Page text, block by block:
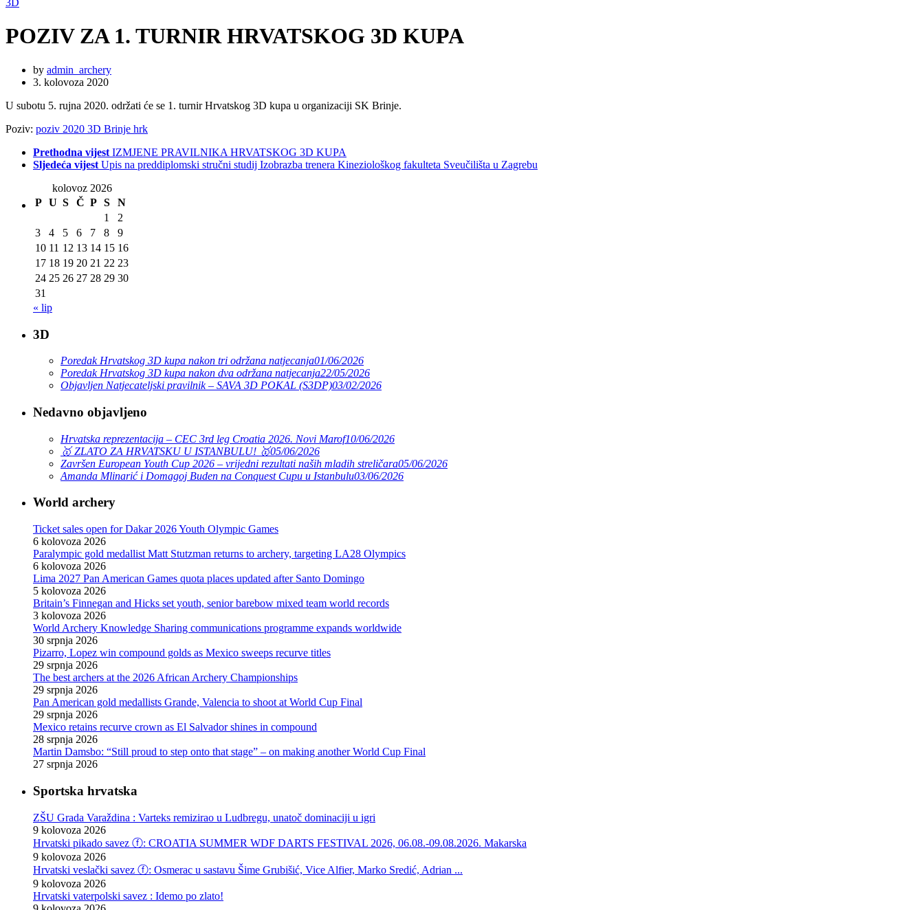
3D
POZIV ZA 1. TURNIR HRVATSKOG 3D KUPA
by admin_archery
3. kolovoza 2020
U subotu 5. rujna 2020. održati će se 1. turnir Hrvatskog 3D kupa u organizaciji SK Brinje.
Poziv: poziv 2020 3D Brinje hrk
Prethodna vijest IZMJENE PRAVILNIKA HRVATSKOG 3D KUPA
Sljedeća vijest Upis na preddiplomski stručni studij Izobrazba trenera Kineziološkog fakulteta Sveučilišta u Zagrebu
kolovoz 2026
P U S Č P S
N
1
2
3
4 5 6 7 8
9
10 11 12 13 14 15 16
17 18 19 20 21 22 23
24 25 26 27 28 29 30
31
« lip
3D
Poredak Hrvatskog 3D kupa nakon tri održana natjecanja01/06/2026
Poredak Hrvatskog 3D kupa nakon dva održana natjecanja22/05/2026
Objavljen Natjecateljski pravilnik – SAVA 3D POKAL (S3DP)03/02/2026
Nedavno objavljeno
Hrvatska reprezentacija – CEC 3rd leg Croatia 2026. Novi Marof10/06/2026
🥇 ZLATO ZA HRVATSKU U ISTANBULU! 🥇05/06/2026
Završen European Youth Cup 2026 – vrijedni rezultati naših mladih streličara05/06/2026
Amanda Mlinarić i Domagoj Buden na Conquest Cupu u Istanbulu03/06/2026
World archery
Ticket sales open for Dakar 2026 Youth Olympic Games
6 kolovoza 2026
Paralympic gold medallist Matt Stutzman returns to archery, targeting LA28 Olympics
6 kolovoza 2026
Lima 2027 Pan American Games quota places updated after Santo Domingo
5 kolovoza 2026
Britain’s Finnegan and Hicks set youth, senior barebow mixed team world records
3 kolovoza 2026
World Archery Knowledge Sharing communications programme expands worldwide
30 srpnja 2026
Pizarro, Lopez win compound golds as Mexico sweeps recurve titles
29 srpnja 2026
The best archers at the 2026 African Archery Championships
29 srpnja 2026
Pan American gold medallists Grande, Valencia to shoot at World Cup Final
29 srpnja 2026
Mexico retains recurve crown as El Salvador shines in compound
28 srpnja 2026
Martin Damsbo: “Still proud to step onto that stage” – on making another World Cup Final
27 srpnja 2026
Sportska hrvatska
ZŠU Grada Varaždina : Varteks remizirao u Ludbregu, unatoč dominaciji u igri
9 kolovoza 2026
Hrvatski pikado savez ⓕ: CROATIA SUMMER WDF DARTS FESTIVAL 2026, 06.08.-09.08.2026. Makarska
9 kolovoza 2026
Hrvatski veslački savez ⓕ: Osmerac u sastavu Šime Grubišić, Vice Alfier, Marko Sredić, Adrian ...
9 kolovoza 2026
Hrvatski vaterpolski savez : Idemo po zlato!